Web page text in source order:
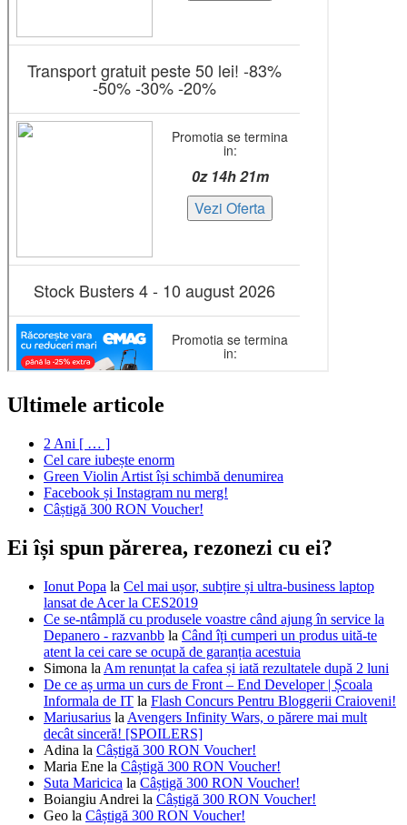
Ultimele articole
2 Ani [ … ]
Cel care iubește enorm
Green Violin Artist își schimbă denumirea
Facebook și Instagram nu merg!
Câștigă 300 RON Voucher!
Ei își spun părerea, rezonezi cu ei?
Ionut Popa la Cel mai ușor, subțire și ultra-business laptop
lansat de Acer la CES2019
Ce se-ntâmplă cu produsele voastre când ajung în service la
Depanero - razvanbb la Când îți cumperi un produs uită-te
atent la cei care se ocupă de garanția acestuia
Simona la Am renunțat la cafea și iată rezultatele după 2 luni
De ce aș urma un curs de Front – End Developer | Școala
Informala de IT la Flash Concurs Pentru Bloggerii Craioveni!
Mariusarius la Avengers Infinity Wars, o părere mai mult
decât sinceră! [SPOILERS]
Adina la Câștigă 300 RON Voucher!
Maria Ene la Câștigă 300 RON Voucher!
Suta Maricica la Câștigă 300 RON Voucher!
Boiangiu Andrei la Câștigă 300 RON Voucher!
Geo la Câștigă 300 RON Voucher!